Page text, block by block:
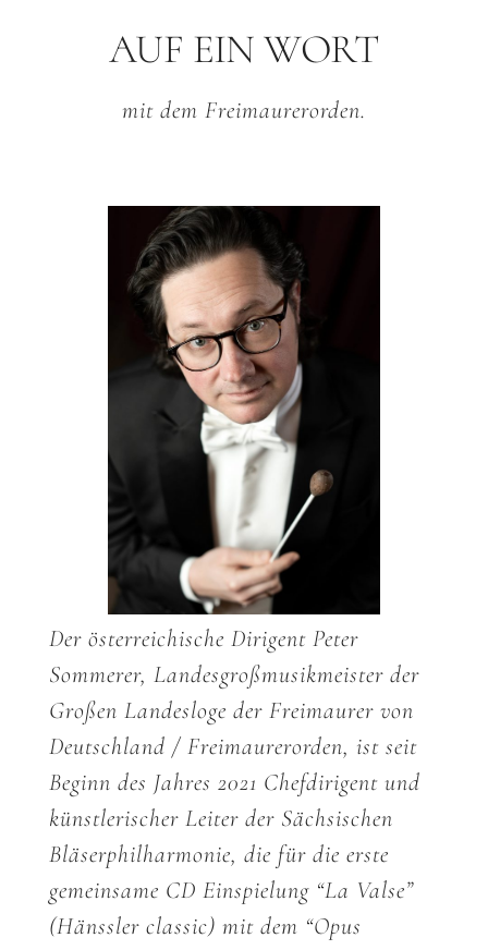
AUF EIN WORT
mit dem Freimaurerorden.
Der österreichische Dirigent Peter
Sommerer, Landesgroßmusikmeister der
Großen Landesloge der Freimaurer von
Deutschland / Freimaurerorden, ist seit
Beginn des Jahres 2021 Chefdirigent und
künstlerischer Leiter der Sächsischen
Bläserphilharmonie, die für die erste
gemeinsame CD Einspielung “La Valse”
(Hänssler classic) mit dem “Opus